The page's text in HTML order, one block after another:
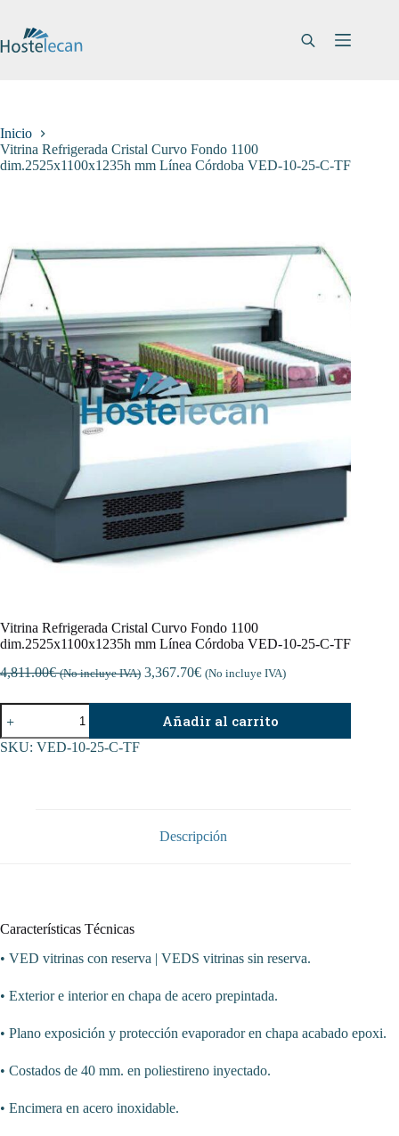
contenido
Inicio
Vitrina Refrigerada Cristal Curvo Fondo 1100
dim.2525x1100x1235h mm Línea Córdoba VED-10-25-C-TF
Vitrina Refrigerada Cristal Curvo Fondo 1100
dim.2525x1100x1235h mm Línea Córdoba VED-10-25-C-TF
4,811.00€ (No incluye IVA) 3,367.70€ (No incluye IVA)
Vitrina
Refrigerada
Cristal
Curvo
TF
cantidad
Añadir al carrito
SKU: VED-10-25-C-TF
Descripción
Características Técnicas
• VED vitrinas con reserva | VEDS vitrinas sin reserva.
• Exterior e interior en chapa de acero prepintada.
• Plano exposición y protección evaporador en chapa acabado epoxi.
• Costados de 40 mm. en poliestireno inyectado.
• Encimera en acero inoxidable.